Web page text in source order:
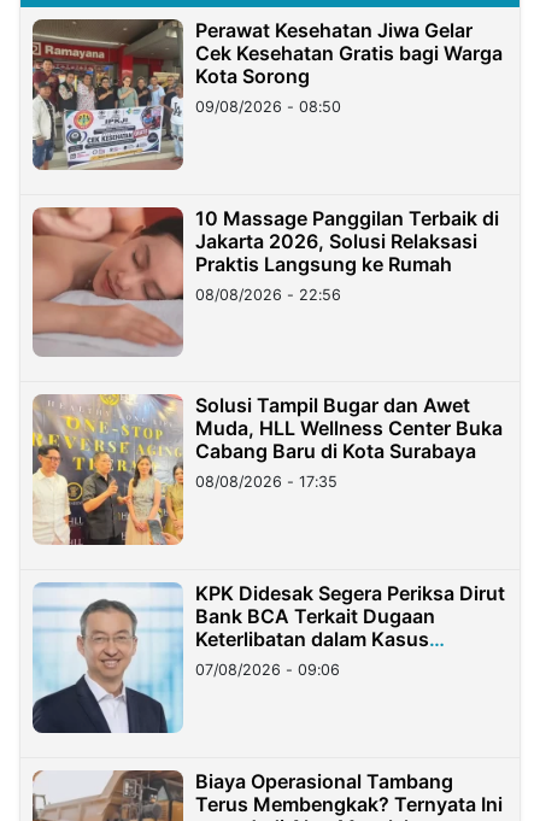
Perawat Kesehatan Jiwa Gelar
Cek Kesehatan Gratis bagi Warga
Kota Sorong
09/08/2026 - 08:50
10 Massage Panggilan Terbaik di
Jakarta 2026, Solusi Relaksasi
Praktis Langsung ke Rumah
08/08/2026 - 22:56
Solusi Tampil Bugar dan Awet
Muda, HLL Wellness Center Buka
Cabang Baru di Kota Surabaya
08/08/2026 - 17:35
KPK Didesak Segera Periksa Dirut
Bank BCA Terkait Dugaan
Keterlibatan dalam Kasus
Hilangnya Dana Nasabah Rp2,58
Miliar
07/08/2026 - 09:06
Biaya Operasional Tambang
Terus Membengkak? Ternyata Ini